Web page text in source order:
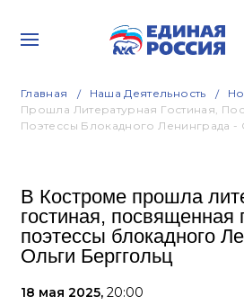
Главная Наша Деятельность
Прошла Литературная Гостиная,
Поэтессы Блокадного Ленинграда -
В Костроме прошла
гостиная, посвященная
поэтессы блокадного
Ольги Берггольц
18 мая 2025, 20:00